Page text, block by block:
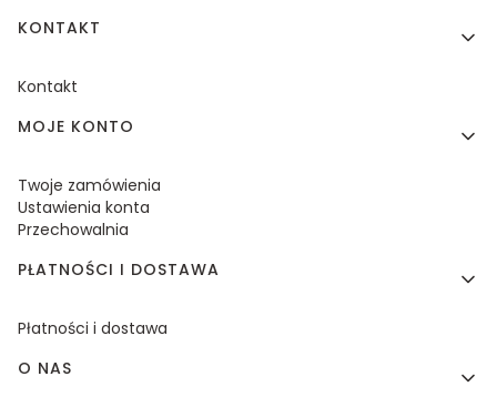
KONTAKT
Kontakt
MOJE KONTO
Twoje zamówienia
Ustawienia konta
Przechowalnia
PŁATNOŚCI I DOSTAWA
Płatności i dostawa
O NAS